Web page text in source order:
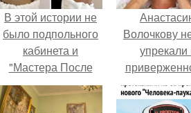
В этой истории не
было подпольного
кабинета и
"Мастера После
Двухнедельных
Курсов".
Волочкову
упрекали
устаревшим